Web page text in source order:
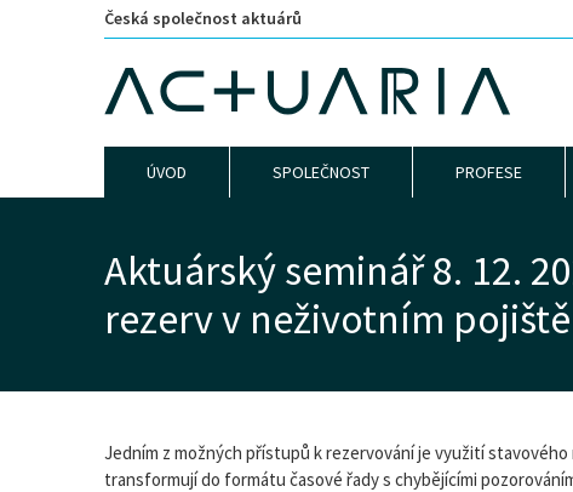
Česká společnost aktuárů
ÚVOD SPOLEČNOST PROFESE
Aktuárský seminář 8. 12.
rezerv v neživotním
Jedním z možných přístupů k rezervování je využití
transformují do formátu časové řady s chybějícími